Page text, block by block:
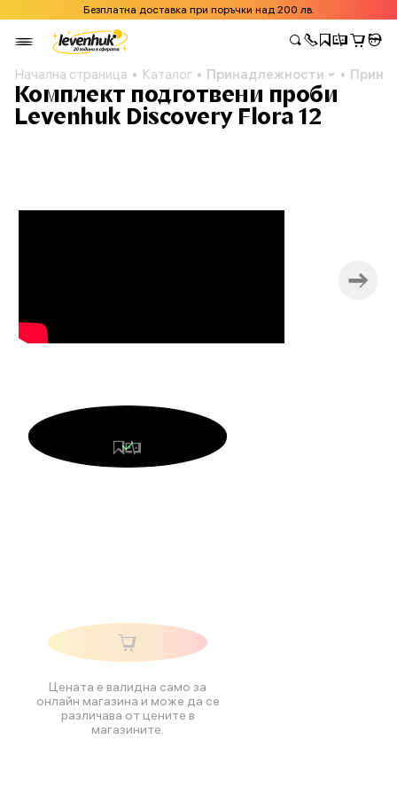
Безплатна доставка при поръчки над 200 лв.
Начална страница Каталог Принадлежности
Комплект подготвени проби
Levenhuk Discovery Flora 12
Цената е валидна само за
онлайн магазина и може да се
различава от цените в
магазините.